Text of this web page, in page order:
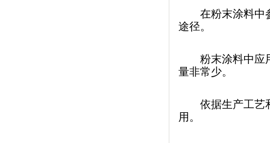
在粉末涂料中
途径。
粉末涂料中应用
量非常少。
依据生产工艺
用。